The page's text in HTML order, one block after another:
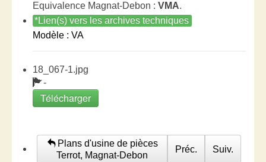
Equivalence Magnat-Debon : VMA.
*Lien(s) vers les archives techniques
Modèle : VA
18_067-1.jpg
-
Télécharger
Plans d'usine de pièces
Terrot, Magnat-Debon
Préc. Suiv.